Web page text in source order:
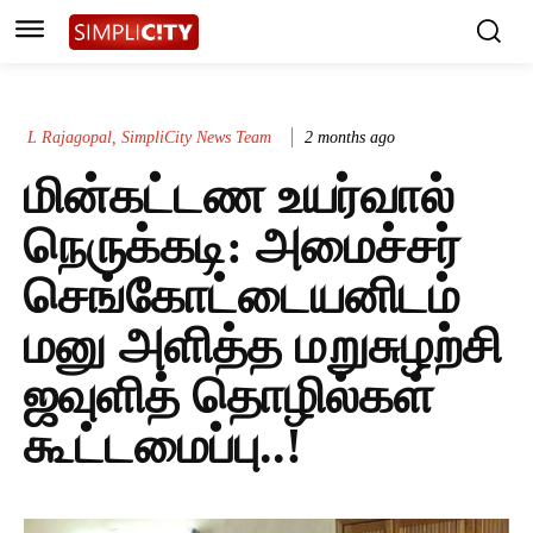
L Rajagopal, SimpliCity News Team 2 months ago
மின்கட்டண உயர்வால்
நெருக்கடி: அமைச்சர்
செங்கோட்டையனிடம்
மனு அளித்த மறுசுழற்சி
ஜவுளித் தொழில்கள்
கூட்டமைப்பு..!